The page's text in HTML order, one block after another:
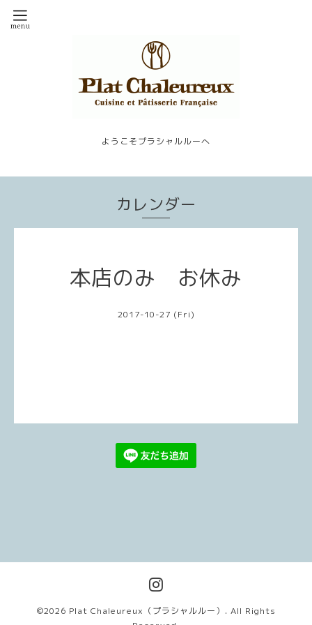
ようこそプラシャルルーへ
カレンダー
本店のみ お休み
2017-10-27 (Fri)
©2026 Plat Chaleureux（プラシャルルー） . All Rights